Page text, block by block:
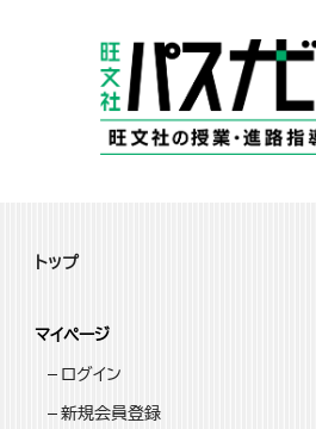
トップ
マイページ
ログイン
新規会員登録